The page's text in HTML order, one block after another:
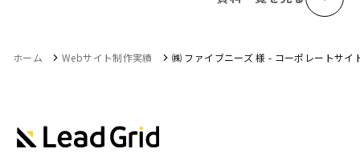
ホーム Webサイト制作実績 ㈱ ファイブニーズ 様 - コーポレートサイ